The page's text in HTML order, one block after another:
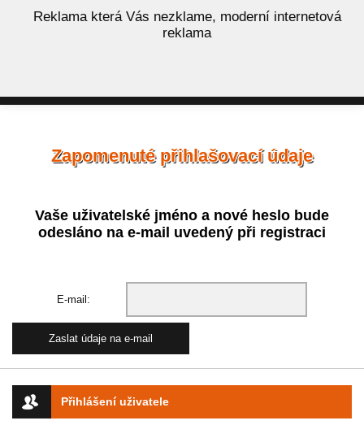
Reklama která Vás nezklame, moderní internetová
reklama
Přihlášení uživatele
Zapomenuté přihlašovací údaje
Vaše uživatelské jméno a nové heslo bude
odesláno na e-mail uvedený při registraci
E-mail: